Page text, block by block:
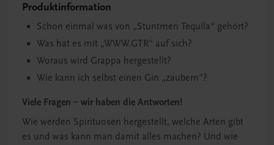
Produktinformation
Schon einmal was von „Stuntmen Tequila“ gehört?
Was hat es mit „WWW.GTR“ auf sich?
Woraus wird Grappa hergestellt?
Wie kann ich selbst einen Gin „zaubern“?
Viele Fragen – wir haben die Antworten!
Wie werden Spirituosen hergestellt, welche Arten gibt
es und was kann man damit alles machen? Und wie